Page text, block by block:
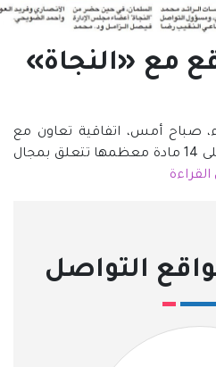
مع «النجاة»
صباح أمس، اتفاقية تعاون مع
جمعية النجاة الخيرية تنص على 14 مادة معظمها تتعلق بمجال
التواصل